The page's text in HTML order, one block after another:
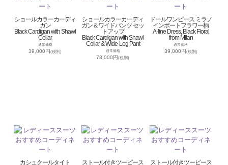
ショールカラーカーディ
ガン
Black Cardigan with Shawl
Collar
通常価格
39,000円(税別)
ショールカラーカーディ
ガン＆ワイドパンツ セッ
トアップ
Black Cardigan with Shawl
Collar & Wide-Leg Pant
通常価格
78,000円(税別)
ドールワンピース ミラノ
インポートフラワー柄
A-line Dress, Black Floral
from Milan
通常価格
39,000円(税別)
カシュクールタイト ストール付きツーピース ストール付きツーピース